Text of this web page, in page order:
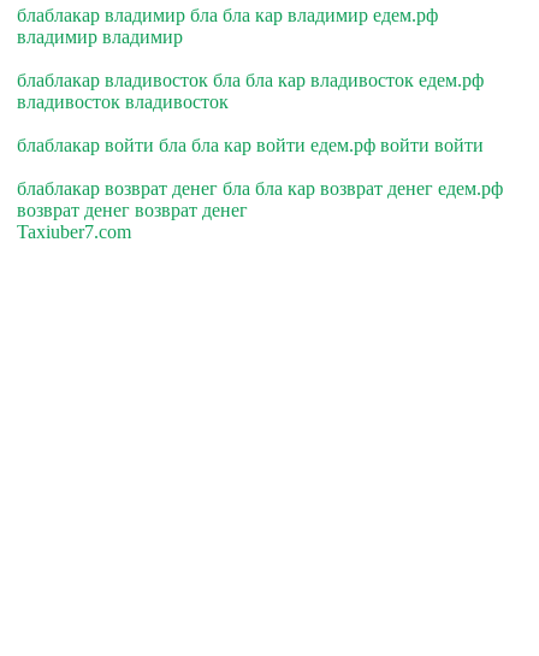
блаблакар владимир бла бла кар владимир едем.рф
владимир владимир
блаблакар владивосток бла бла кар владивосток едем.рф
владивосток владивосток
блаблакар войти бла бла кар войти едем.рф войти войти
блаблакар возврат денег бла бла кар возврат денег едем.рф
возврат денег возврат денег
Taxiuber7.com